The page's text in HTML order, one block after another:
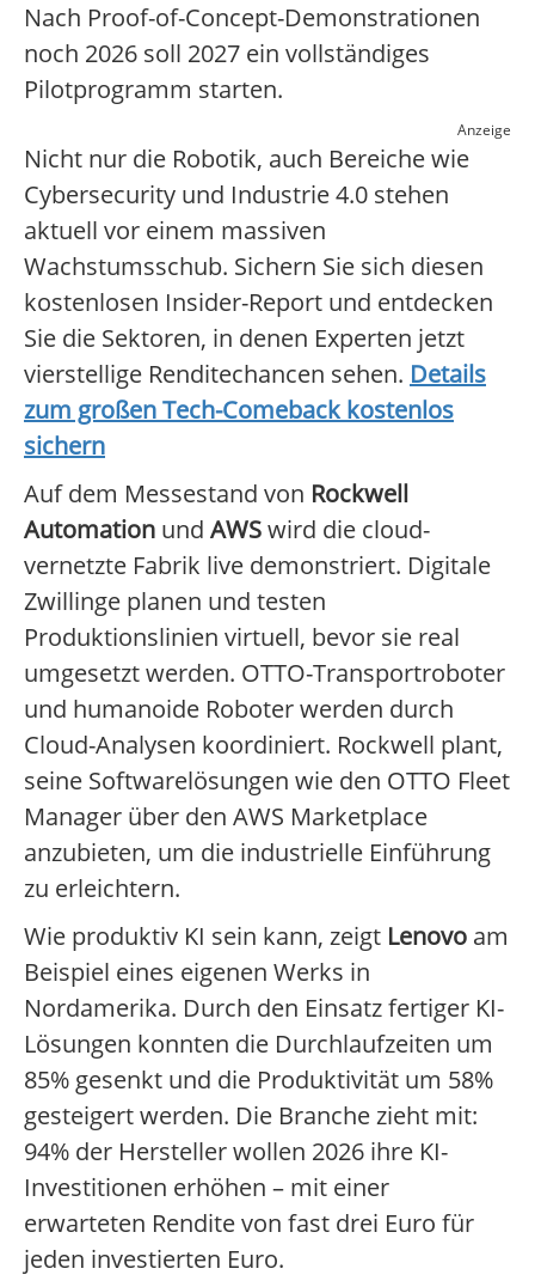
Nach Proof-of-Concept-Demonstrationen
noch 2026 soll 2027 ein vollständiges
Pilotprogramm starten.
Anzeige
Nicht nur die Robotik, auch Bereiche wie
Cybersecurity und Industrie 4.0 stehen
aktuell vor einem massiven
Wachstumsschub. Sichern Sie sich diesen
kostenlosen Insider-Report und entdecken
Sie die Sektoren, in denen Experten jetzt
vierstellige Renditechancen sehen. Details
zum großen Tech-Comeback kostenlos
sichern
Auf dem Messestand von Rockwell
Automation und AWSwird die cloud-
vernetzte Fabrik live demonstriert. Digitale
Zwillinge planen und testen
Produktionslinien virtuell, bevor sie real
umgesetzt werden. OTTO-Transportroboter
und humanoide Roboter werden durch
Cloud-Analysen koordiniert. Rockwell plant,
seine Softwarelösungen wie den OTTO Fleet
Manager über den AWS Marketplace
anzubieten, um die industrielle Einführung
zu erleichtern.
Wie produktiv KI sein kann, zeigt Lenovo am
Beispiel eines eigenen Werks in
Nordamerika. Durch den Einsatz fertiger KI-
Lösungen konnten die Durchlaufzeiten um
85% gesenkt und die Produktivität um 58%
gesteigert werden. Die Branche zieht mit:
94% der Hersteller wollen 2026 ihre KI-
Investitionen erhöhen – mit einer
erwarteten Rendite von fast drei Euro für
jeden investierten Euro.